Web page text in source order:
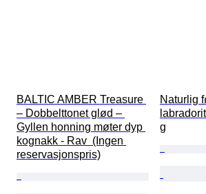
BALTIC AMBER Treasure
– Dobbelttonet glød –
Gyllen honning møter dyp
kognakk - Rav  (Ingen
reservasjonspris)
Naturlig
g